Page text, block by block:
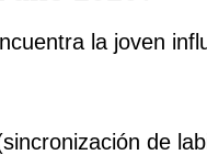
la joven
de